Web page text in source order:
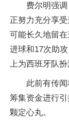
费尔明强
正努力充分享
可能长久地留
进球和17次助
上为西班牙队扮
此前有传
筹集资金进行
颗定心丸。